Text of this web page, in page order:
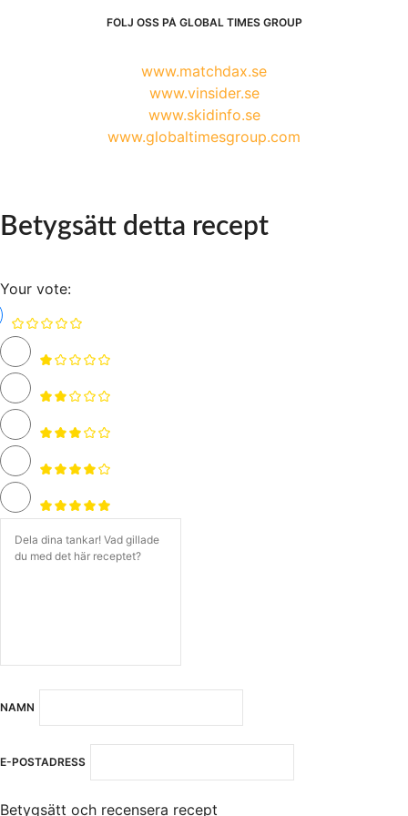
FÖLJ OSS PÅ GLOBAL TIMES GROUP
www.matchdax.se
www.vinsider.se
www.skidinfo.se
www.globaltimesgroup.com
Betygsätt detta recept
Your vote:
NAMN
E-POSTADRESS
Betygsätt och recensera recept